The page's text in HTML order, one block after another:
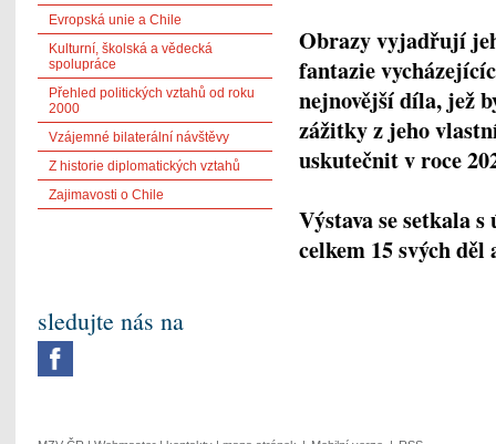
Obrazy vyjadřují
fantazie
nejnovější díla, jež
zážitky z jeho
uskutečnit v roce
Výstava se setkala
celkem 15 svých
Evropská unie a Chile
Kulturní, školská a vědecká
spolupráce
Přehled politických vztahů od roku
2000
Vzájemné bilaterální návštěvy
Z historie diplomatických vztahů
Zajimavosti o Chile
sledujte nás na